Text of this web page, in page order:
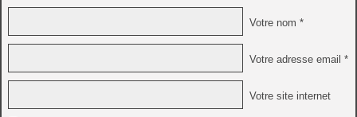
Votre nom *
Votre adresse email *
Votre site internet